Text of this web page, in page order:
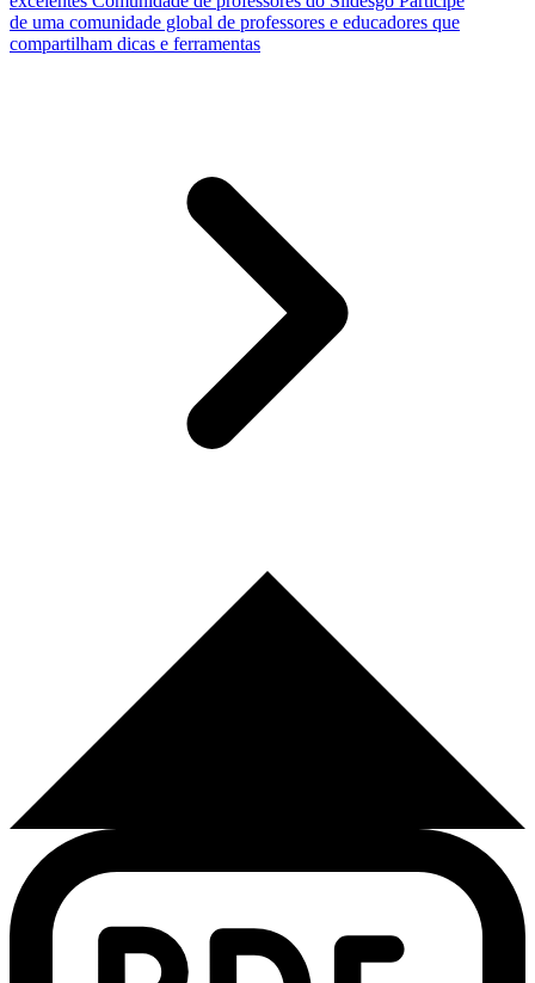
de uma comunidade global de professores e educadores que
compartilham dicas e ferramentas